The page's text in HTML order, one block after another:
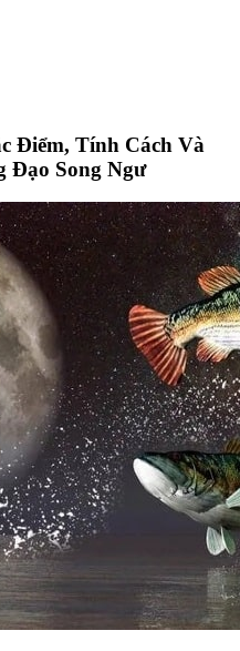
Điểm, Tính Cách Và
Đạo Song Ngư